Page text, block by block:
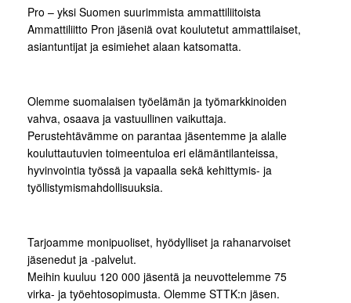
Pro – yksi Suomen suurimmista ammattiliitoista
Ammattiliitto Pron jäseniä ovat koulutetut ammattilaiset,
asiantuntijat ja esimiehet alaan katsomatta.
Olemme suomalaisen työelämän ja työmarkkinoiden
vahva, osaava ja vastuullinen vaikuttaja.
Perustehtävämme on parantaa jäsentemme ja alalle
kouluttautuvien toimeentuloa eri elämäntilanteissa,
hyvinvointia työssä ja vapaalla sekä kehittymis- ja
työllistymismahdollisuuksia.
Tarjoamme monipuoliset, hyödylliset ja rahanarvoiset
jäsenedut ja -palvelut.
Meihin kuuluu 120 000 jäsentä ja neuvottelemme 75
virka- ja työehtosopimusta. Olemme STTK:n jäsen.